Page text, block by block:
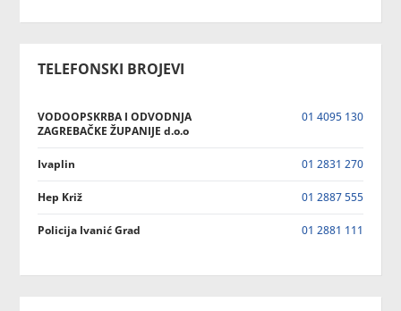
TELEFONSKI BROJEVI
VODOOPSKRBA I ODVODNJA
ZAGREBAČKE ŽUPANIJE d.o.o
01 4095 130
Ivaplin 01 2831 270
Hep Križ 01 2887 555
Policija Ivanić Grad 01 2881 111